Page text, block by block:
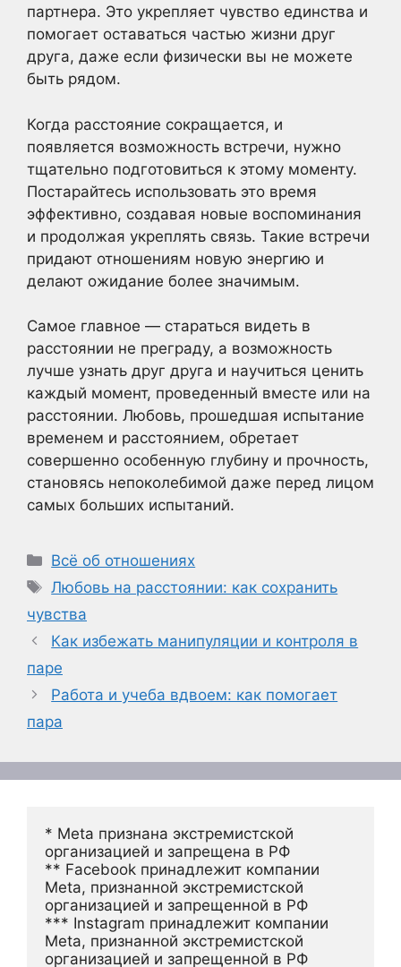
партнера. Это укрепляет чувство единства и
помогает оставаться частью жизни друг
друга, даже если физически вы не можете
быть рядом.
Когда расстояние сокращается, и
появляется возможность встречи, нужно
тщательно подготовиться к этому моменту.
Постарайтесь использовать это время
эффективно, создавая новые воспоминания
и продолжая укреплять связь. Такие встречи
придают отношениям новую энергию и
делают ожидание более значимым.
Самое главное — стараться видеть в
расстоянии не преграду, а возможность
лучше узнать друг друга и научиться ценить
каждый момент, проведенный вместе или на
расстоянии. Любовь, прошедшая испытание
временем и расстоянием, обретает
совершенно особенную глубину и прочность,
становясь непоколебимой даже перед лицом
самых больших испытаний.
Рубрики
Всё об отношениях
Метки
Любовь на расстоянии: как сохранить
чувства
Как избежать манипуляции и контроля в
паре
Работа и учеба вдвоем: как помогает
пара
* Meta признана экстремистской
организацией и запрещена в РФ
** Facebook принадлежит компании
Meta, признанной экстремистской
организацией и запрещенной в РФ
*** Instagram принадлежит компании
Meta, признанной экстремистской
организацией и запрещенной в РФ